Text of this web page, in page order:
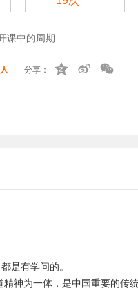
课中的周期
分享：
是有学问的。
神为一体，是中国重要的传